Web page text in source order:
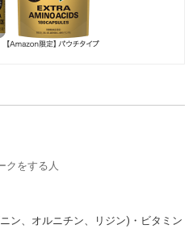
クをする人
ン、オルニチン、リジン)・ビタミン
をコピーしました
で購入